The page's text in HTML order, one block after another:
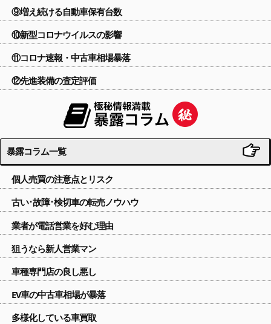
⑨増え続ける自動車保有台数
⑩新型コロナウイルスの影響
⑪コロナ速報・中古車相場暴落
⑫先進装備の査定評価
暴露コラム一覧
個人売買の注意点とリスク
古い･故障･検切車の転売ノウハウ
業者が電話営業を好む理由
狙うなら新人営業マン
車種専門店の良し悪し
EV車の中古車相場が暴落
多様化している車買取